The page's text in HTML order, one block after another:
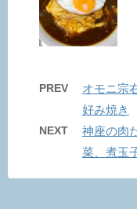
PREV
オモニ宗
好み焼き
NEXT
神座の肉
菜、煮玉